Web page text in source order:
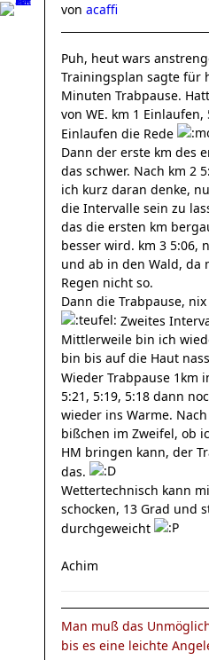
von acaffi
Puh, heut wars
Trainingsplan sagte für
Minuten Trabpause.
von WE. km 1 Einlaufen,
Einlaufen die Rede
Dann der erste km des
das schwer. Nach km 2
ich kurz daran denke,
die Intervalle sein zu
das die ersten km
besser wird. km 3 5:06,
und ab in den Wald, da
Regen nicht so.
Dann die Trabpause,
Zweites
Mittlerweile bin ich
bin bis auf die Haut
Wieder Trabpause 1km
5:21, 5:19, 5:18 dann
wieder ins Warme.
bißchen im Zweifel, ob
HM bringen kann, der
das.
Wettertechnisch kann
schocken, 13 Grad und
durchgeweicht
Achim
Man muß das
bis es eine leichte